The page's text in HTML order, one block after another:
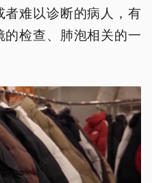
难以诊断的病人，有
检查、肺泡相关的一